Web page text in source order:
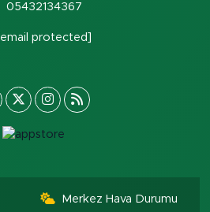
05432134367
[email protected]
Merkez Hava Durumu